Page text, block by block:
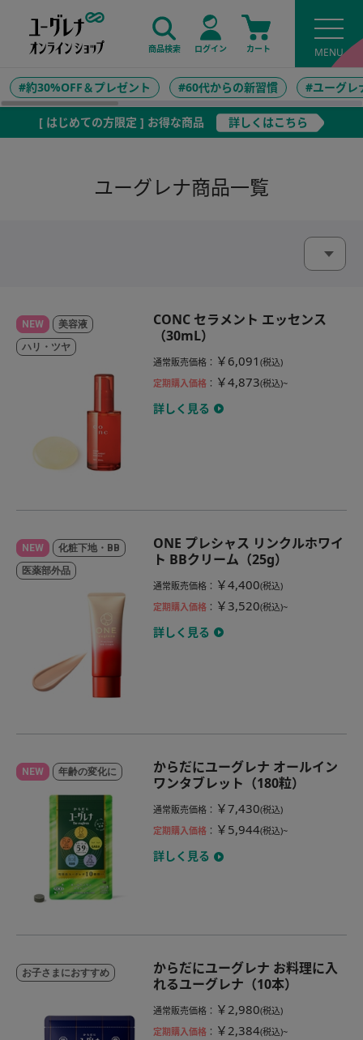
ログイン
商品検索 カート
[ はじめての方限定 ] お得な商品 詳しくはこちら
#約30%OFF＆プレゼント #60代からの新習慣 #ユーグレ
ユーグレナ商品一覧
NEW
美容液
ハリ・ツヤ
CONC セラメント エッセンス
（30mL）
通常販売価格 ： ￥6,091(税込)
定期購入価格 ： ￥4,873(税込)~
詳しく見る
NEW
化粧下地・BB
医薬部外品
ONE プレシャス リンクルホワイ
ト BBクリーム（25g）
通常販売価格 ： ￥4,400(税込)
定期購入価格 ： ￥3,520(税込)~
詳しく見る
NEW 年齢の変化に
からだにユーグレナ オールイン
ワンタブレット（180粒）
通常販売価格 ： ￥7,430(税込)
定期購入価格 ： ￥5,944(税込)~
詳しく見る
お子さまにおすすめ
からだにユーグレナ お料理に入
れるユーグレナ（10本）
通常販売価格 ： ￥2,980(税込)
定期購入価格 ： ￥2,384(税込)~